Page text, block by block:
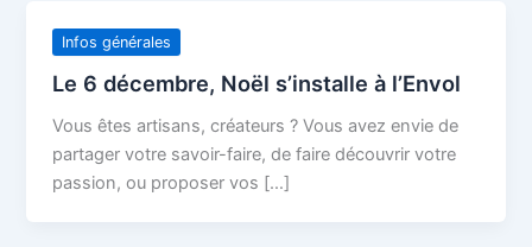
Infos générales
Le 6 décembre, Noël s’installe à l’Envol
Vous êtes artisans, créateurs ? Vous avez envie de
partager votre savoir-faire, de faire découvrir votre
passion, ou proposer vos […]